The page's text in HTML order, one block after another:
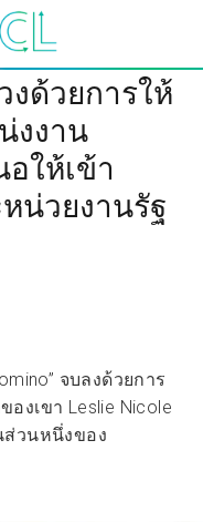
ด้วยการให้
งงาน
ให้เข้า
น่วยงานรัฐ
จบลงด้วยการ
องเขา Leslie Nicole
ส่วนหนึ่งของ